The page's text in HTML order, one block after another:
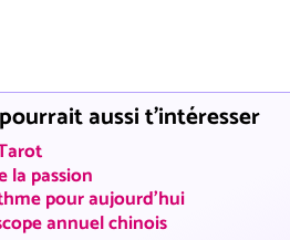
aussi t'intéresser
la passion
pour aujourd'hui
annuel chinois